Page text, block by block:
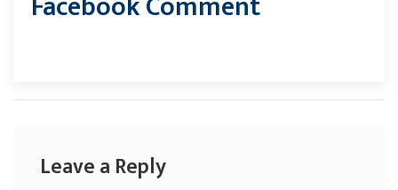
Leave a Reply